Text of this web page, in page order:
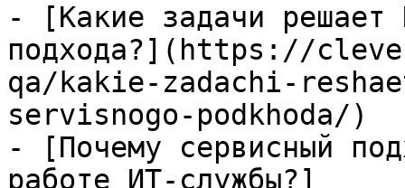
- [Какие задачи решает
подхода?](https://
qa/kakie-zadachi-
servisnogo-podkhoda/)
- [Почему сервисный
работе ИТ-службы?]